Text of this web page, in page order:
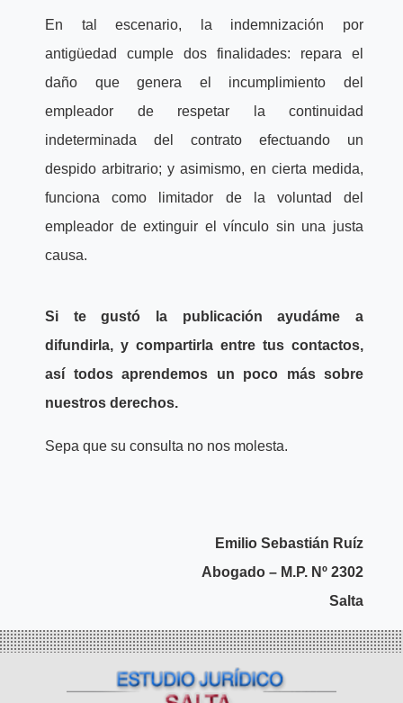
En tal escenario, la indemnización por
antigüedad cumple dos finalidades: repara el
daño que genera el incumplimiento del
empleador de respetar la continuidad
indeterminada del contrato efectuando un
despido arbitrario; y asimismo, en cierta medida,
funciona como limitador de la voluntad del
empleador de extinguir el vínculo sin una justa
causa.
Si te gustó la publicación ayudáme a
difundirla, y compartirla entre tus contactos,
así todos aprendemos un poco más sobre
nuestros derechos.
Sepa que su consulta no nos molesta.
Emilio Sebastián Ruíz
Abogado – M.P. Nº 2302
Salta